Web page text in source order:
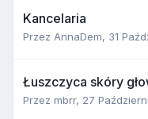
Kancelaria
Przez AnnaDem, 31
Łuszczyca skóry
Przez mbrr, 27